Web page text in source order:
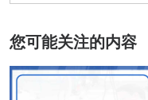
您可能关注的内容